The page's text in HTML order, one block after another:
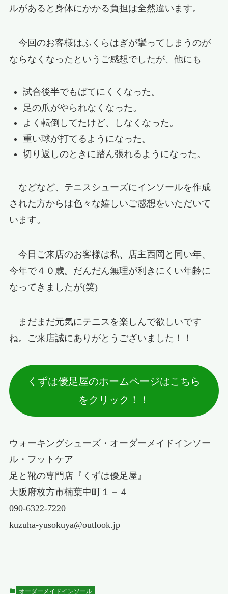
ルがあると身体にかかる負担は全然違います。
今回のお客様はふくらはぎが攣ってしまうのが
ならなくなったというご感想でしたが、他にも
試合後半でもばてにくくなった。
足の爪がやられなくなった。
よく転倒してたけど、しなくなった。
重い球が打てるようになった。
切り返しのときに踏ん張れるようになった。
などなど、テニスシューズにインソールを作成
された方からは色々な嬉しいご感想をいただいて
います。
今日ご来店のお客様は私、店主西岡と同い年、
今年で４０歳。だんだん無理が利きにくい年齢に
なってきましたが(笑)
まだまだ元気にテニスを楽しんで欲しいです
ね。ご来店誠にありがとうございました！！
くずは優足屋のホームページはこちら
をクリック！！
ウォーキングシューズ・オーダーメイドインソー
ル・フットケア
足と靴の専門店『くずは優足屋』
大阪府枚方市楠葉中町１－４
090-6322-7220
kuzuha-yusokuya@outlook.jp
オーダーメイドインソール